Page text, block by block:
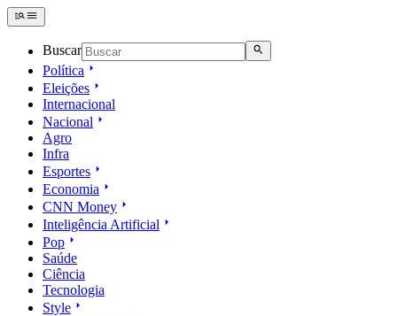
Buscar
Política
Eleições
Internacional
Nacional
Agro
Infra
Esportes
Economia
CNN Money
Inteligência Artificial
Pop
Saúde
Ciência
Tecnologia
Style